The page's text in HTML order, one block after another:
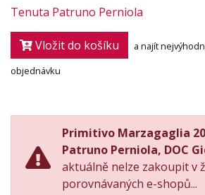
Tenuta Patruno Perniola
Vložit do košíku
a najít
objednávku
Primitivo Marzagaglia
Patruno Perniola, DOC
aktuálně nelze zakoupit v
porovnávaných e-shopů...